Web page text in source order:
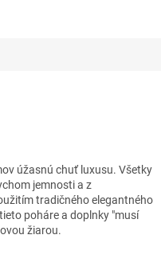
úžasnú chuť luxusu. Všetky
jemnosti a z
tradičného elegantného
poháre a doplnky "musí
žiarou.